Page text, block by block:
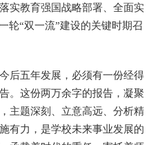
实教育强国战略部署、全面实
轮“双一流”建设的关键时期召
后五年发展，必须有一份经得
。这份两万余字的报告，凝聚
主题深刻、立意高远、分析精
有力，是学校未来事业发展的